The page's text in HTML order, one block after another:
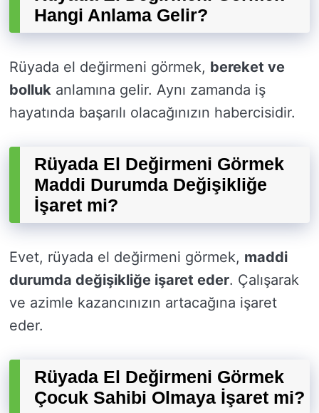
Hangi Anlama Gelir?
Rüyada el değirmeni görmek, bereket ve
bolluk anlamına gelir. Aynı zamanda iş
hayatında başarılı olacağınızın habercisidir.
Rüyada El Değirmeni Görmek
Maddi Durumda Değişikliğe
İşaret mi?
Evet, rüyada el değirmeni görmek, maddi
durumda değişikliğe işaret eder. Çalışarak
ve azimle kazancınızın artacağına işaret
eder.
Rüyada El Değirmeni Görmek
Çocuk Sahibi Olmaya İşaret mi?